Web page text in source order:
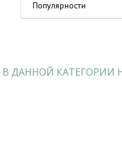
В ДАННОЙ КАТЕГОРИИ